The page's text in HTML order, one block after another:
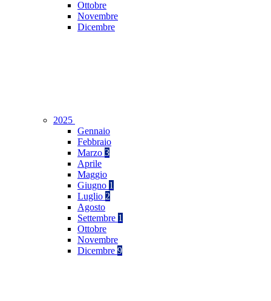
Ottobre
Novembre
Dicembre
2025
Gennaio
Febbraio
Marzo 3
Aprile
Maggio
Giugno 1
Luglio 2
Agosto
Settembre 1
Ottobre
Novembre
Dicembre 9